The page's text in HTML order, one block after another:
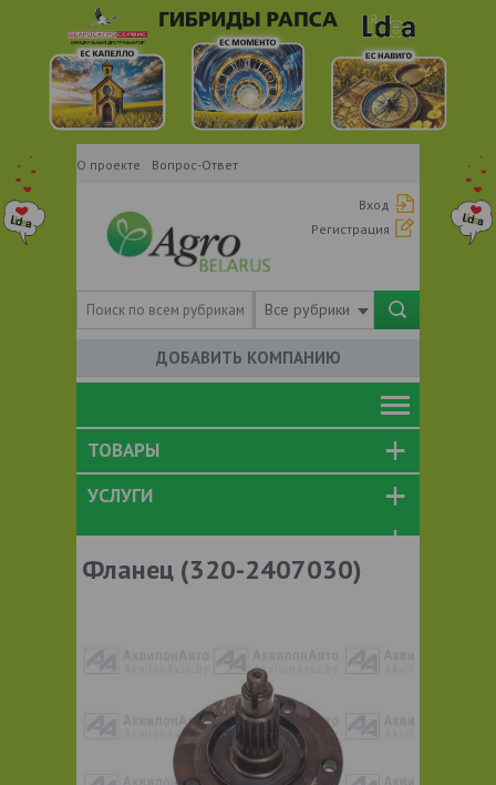
О проекте Вопрос-Ответ
Вход
Регистрация
Все рубрики
ДОБАВИТЬ КОМПАНИЮ
ТОВАРЫ
УСЛУГИ
Фланец (320-2407030)